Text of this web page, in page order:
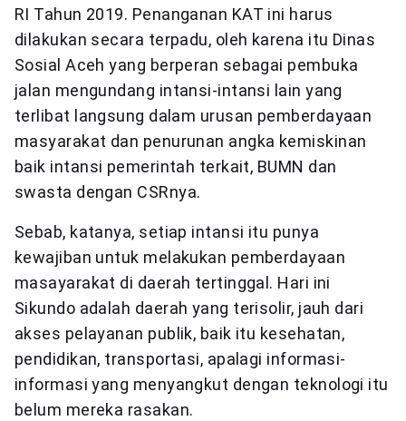
RI Tahun 2019. Penanganan KAT ini harus
dilakukan secara terpadu, oleh karena itu Dinas
Sosial Aceh yang berperan sebagai pembuka
jalan mengundang intansi-intansi lain yang
terlibat langsung dalam urusan pemberdayaan
masyarakat dan penurunan angka kemiskinan
baik intansi pemerintah terkait, BUMN dan
swasta dengan CSRnya.
Sebab, katanya, setiap intansi itu punya
kewajiban untuk melakukan pemberdayaan
masayarakat di daerah tertinggal. Hari ini
Sikundo adalah daerah yang terisolir, jauh dari
akses pelayanan publik, baik itu kesehatan,
pendidikan, transportasi, apalagi informasi-
informasi yang menyangkut dengan teknologi itu
belum mereka rasakan.